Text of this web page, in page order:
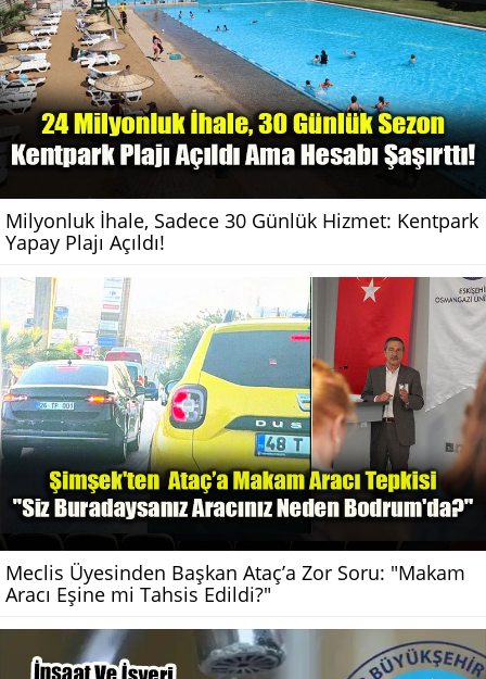
Milyonluk İhale, Sadece 30 Günlük Hizmet: Kentpark
Yapay Plajı Açıldı!
Meclis Üyesinden Başkan Ataç’a Zor Soru: "Makam
Aracı Eşine mi Tahsis Edildi?"